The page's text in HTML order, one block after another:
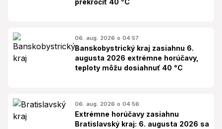
prekročiť 40 °C
06. aug. 2026 o 04:57
Banskobystrický kraj zasiahnu 6.
augusta 2026 extrémne horúčavy,
teploty môžu dosiahnuť 40 °C
06. aug. 2026 o 04:56
Extrémne horúčavy zasiahnu
Bratislavský kraj: 6. augusta 2026 sa